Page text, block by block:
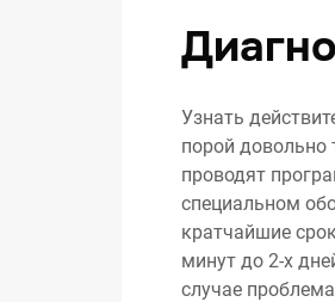
Узнать
порой довольно
проводят
специальном
кратчайшие
минут до 2-х
случае